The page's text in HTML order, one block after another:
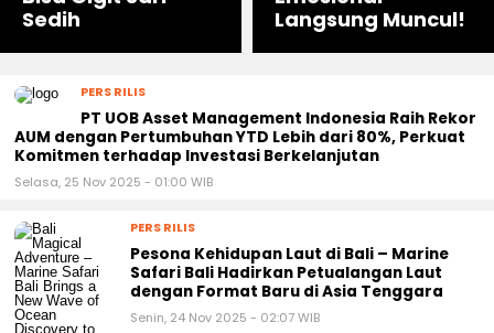
Sedih
Langsung Muncul!
PERS RILIS
PT UOB Asset Management Indonesia Raih Rekor
AUM dengan Pertumbuhan YTD Lebih dari 80%, Perkuat
Komitmen terhadap Investasi Berkelanjutan
Selasa, 25 Nov 2025 - 01:00 WIB
PERS RILIS
Pesona Kehidupan Laut di Bali – Marine
Safari Bali Hadirkan Petualangan Laut
dengan Format Baru di Asia Tenggara
Senin, 24 Nov 2025 - 02:07 WIB